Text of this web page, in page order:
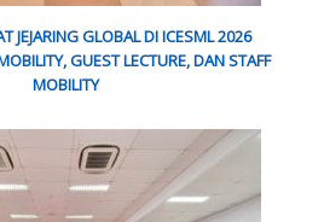
JEJARING GLOBAL DI ICESML 2026
GUEST LECTURE, DAN STAFF
MOBILITY